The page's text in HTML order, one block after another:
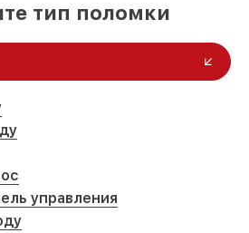
тип поломки
управления